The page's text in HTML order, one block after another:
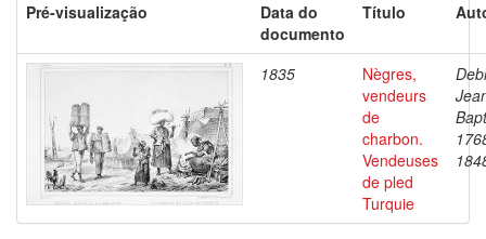
Pré-visualização
Data do
documento
Título
1835
Nègres,
vendeurs
de
charbon.
Vendeuses
de pled
Turquie